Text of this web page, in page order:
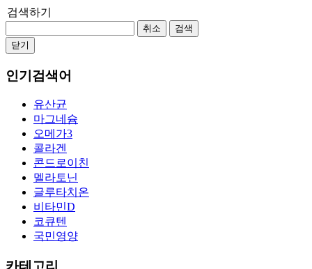
검색하기
취소
검색
닫기
인기검색어
유산균
마그네슘
오메가3
콜라겐
콘드로이친
멜라토닌
글루타치온
비타민D
코큐텐
국민영양
카테고리